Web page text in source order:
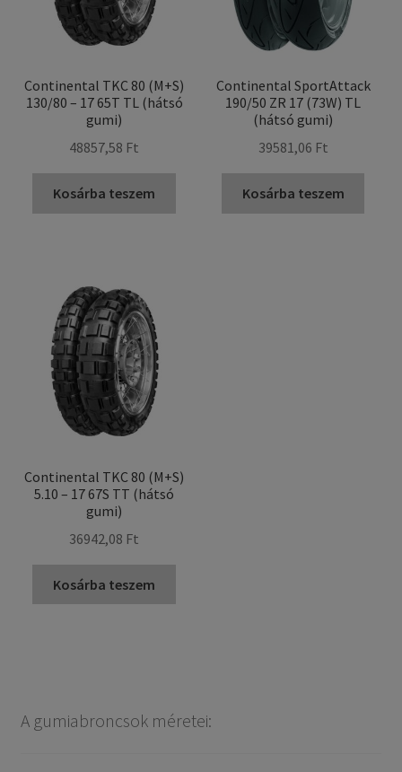
Continental TKC 80 (M+S)
130/80 – 17 65T TL (hátsó
gumi)
48857,58 Ft
Kosárba teszem
Continental SportAttack
190/50 ZR 17 (73W) TL
(hátsó gumi)
39581,06 Ft
Kosárba teszem
Continental TKC 80 (M+S)
5.10 – 17 67S TT (hátsó
gumi)
36942,08 Ft
Kosárba teszem
A gumiabroncsok méretei: